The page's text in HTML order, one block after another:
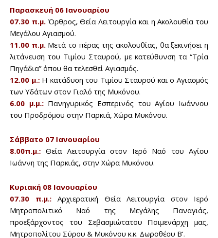
Don't miss
Sing up for our newsletter
to stay in the loop.
SUBSCRIBE
Παρασκευή 06 Ιανουαρίου
07.30 π.μ.Όρθρος, Θεία Λειτουργία και η Ακολουθία του
Μεγάλου Αγιασμού.
11.00 π.μ. Μετά το πέρας της ακολουθίας, θα ξεκινήσει η
λιτάνευση του Τιμίου Σταυρού, με κατεύθυνση τα “Τρία
Πηγάδια” όπου θα τελεσθεί Αγιασμός.
12.00 μ.:Η κατάδυση του Τιμίου Σταυρού και ο Αγιασμός
των Υδάτων στον Γιαλό της Μυκόνου.
6.00 μ.μ.:Πανηγυρικός Εσπερινός του Αγίου Ιωάννου
του Προδρόμου στην Παρκιά, Χώρα Μυκόνου.
Σάββατο 07 Ιανουαρίου
8.00π.μ.: Θεία Λειτουργία στον Ιερό Ναό του Αγίου
Ιωάννη της Παρκιάς, στην Χώρα Μυκόνου.
Κυριακή 08 Ιανουαρίου
07.30 π.μ.:Αρχιερατική Θεία Λειτουργία στον Ιερό
Μητροπολιτικό Ναό της Μεγάλης Παναγιάς,
προεξάρχοντος του Σεβασμιώτατου Ποιμενάρχη μας,
Μητροπολίτου Σύρου & Μυκόνου κ.κ. Δωροθέου Β’.